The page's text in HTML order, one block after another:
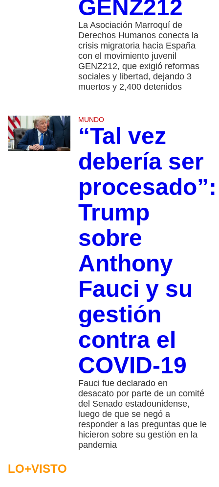
GENZ212
La Asociación Marroquí de
Derechos Humanos conecta la
crisis migratoria hacia España
con el movimiento juvenil
GENZ212, que exigió reformas
sociales y libertad, dejando 3
muertos y 2,400 detenidos
MUNDO
“Tal vez
debería ser
procesado”:
Trump
sobre
Anthony
Fauci y su
gestión
contra el
COVID-19
Fauci fue declarado en
desacato por parte de un comité
del Senado estadounidense,
luego de que se negó a
responder a las preguntas que le
hicieron sobre su gestión en la
pandemia
LO+VISTO